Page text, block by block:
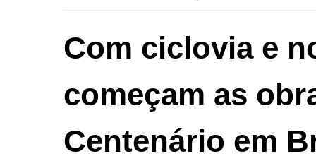
Com ciclovia e
começam as
Centenário em